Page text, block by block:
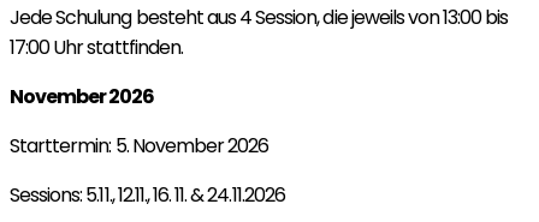
Jede Schulung besteht aus 4 Session, die jeweils von 13:00 bis
17:00 Uhr stattfinden.
November 2026
Starttermin: 5. November 2026
Sessions: 5.11., 12.11., 16. 11. & 24.11.2026